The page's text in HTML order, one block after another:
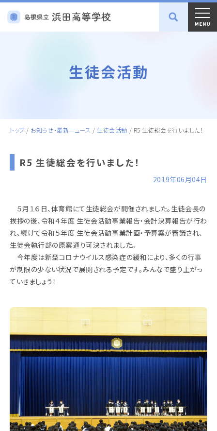
生徒会活動
トップ / お知らせ・最新ニュース / 生徒会活動 / R5 生徒総会を行いました！
R5 生徒総会を行いました！
2019年06月04日
５月１６日、体育館にて生徒総会が開催されました。生徒会長の
挨拶の後、令和４年度 生徒会活動事業報告・会計決算報告が行わ
れ、続けて令和５年度 生徒会活動事業計画・予算案が審議され、
生徒会執行部の原案通り可決されました。
今年度は新型コロナウイルス感染症の緩和により、多くの行事
が制限の少ない状況で展開される予定です。みんなで盛り上がっ
ていきましょう！